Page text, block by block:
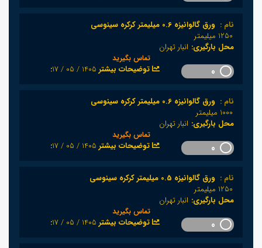
نام : ورق گالوانیزه 0.6 میلیمتر کرکره سینوسی
1250 میلیمتر
محل بارگیری: انبار تهران
تماس بگیرید
:توضیحات بیشتر1405 / 05 / 17
نام : ورق گالوانیزه 0.6 میلیمتر کرکره سینوسی
1000 میلیمتر
محل بارگیری: انبار تهران
تماس بگیرید
:توضیحات بیشتر1405 / 05 / 17
نام : ورق گالوانیزه 0.5 میلیمتر کرکره سینوسی
1250 میلیمتر
محل بارگیری: انبار تهران
تماس بگیرید
:توضیحات بیشتر1405 / 05 / 17